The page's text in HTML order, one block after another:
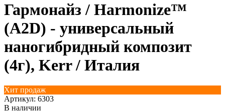
Гармонайз / Harmonize™
(А2D) - универсальный
наногибридный композит
(4г), Kerr / Италия
Хит продаж
Артикул: 6303
В наличии